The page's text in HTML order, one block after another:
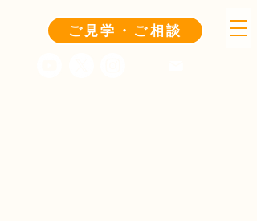
ご見学・ご相談